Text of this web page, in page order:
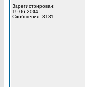
Зарегистрирован:
19.06.2004
Сообщения: 3131